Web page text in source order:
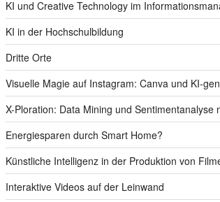
KI und Creative Technology im
KI in der Hochschulbildung
Dritte Orte
Visuelle Magie auf Instagram: Canva und KI-
X-Ploration: Data Mining und Sentimentanalyse
Energiesparen durch Smart Home?
Künstliche Intelligenz in der Produktion von
Interaktive Videos auf der Leinwand